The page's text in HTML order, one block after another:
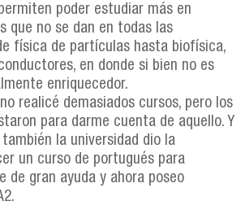
poder estudiar más en
que no se dan en todas las
física de partículas hasta biofísica,
en donde si bien no es
enriquecedor.
realicé demasiados cursos, pero los
para darme cuenta de aquello. Y
la universidad dio la
un curso de portugués para
de gran ayuda y ahora poseo